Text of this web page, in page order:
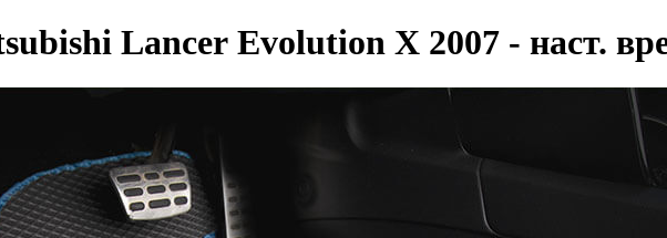
Lancer Evolution X 2007 - наст.